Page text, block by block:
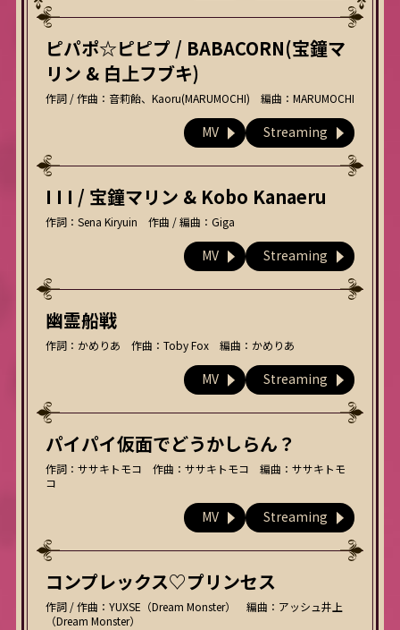
ピパポ☆ピピプ / BABACORN(宝鐘マ
リン & 白上フブキ)
作詞 / 作曲：音莉飴、Kaoru(MARUMOCHI) 編曲：MARUMOCHI
MV Streaming
I I I / 宝鐘マリン & Kobo Kanaeru
作詞：Sena Kiryuin 作曲 / 編曲：Giga
MV Streaming
幽霊船戦
作詞：かめりあ 作曲：Toby Fox 編曲：かめりあ
MV Streaming
パイパイ仮面でどうかしらん？
作詞：ササキトモコ 作曲：ササキトモコ 編曲：ササキトモ
コ
MV Streaming
コンプレックス♡プリンセス
作詞 / 作曲：YUXSE（Dream Monster） 編曲：アッシュ井上
（Dream Monster）